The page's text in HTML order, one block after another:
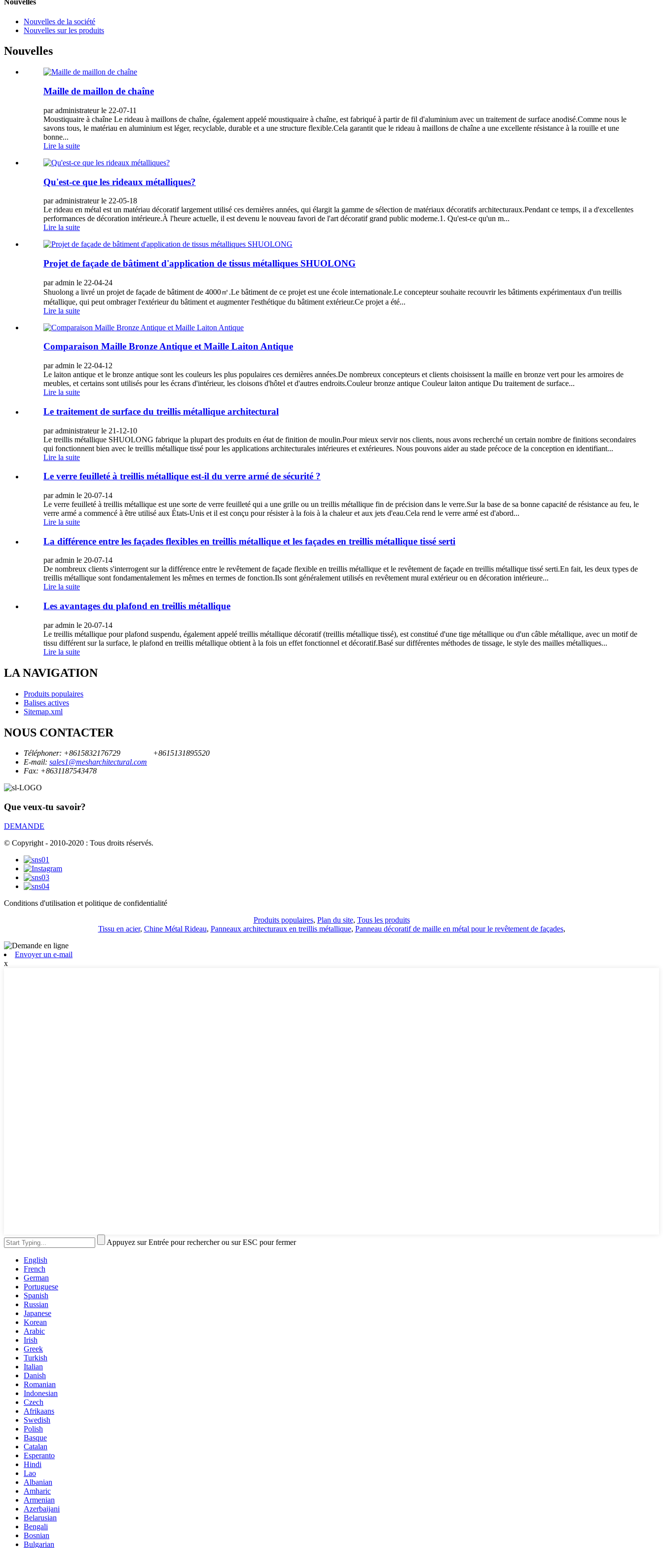
Nouvelles
Nouvelles de la société
Nouvelles sur les produits
Nouvelles
Maille de maillon de chaîne
par administrateur le 22-07-11
Moustiquaire à chaîne Le rideau à maillons de chaîne, également appelé moustiquaire à chaîne, est fabriqué à partir de fil d'aluminium avec un traitement de surface anodisé.Comme nous le
savons tous, le matériau en aluminium est léger, recyclable, durable et a une structure flexible.Cela garantit que le rideau à maillons de chaîne a une excellente résistance à la rouille et une
bonne...
Lire la suite
Qu'est-ce que les rideaux métalliques?
par administrateur le 22-05-18
Le rideau en métal est un matériau décoratif largement utilisé ces dernières années, qui élargit la gamme de sélection de matériaux décoratifs architecturaux.Pendant ce temps, il a d'excellentes
performances de décoration intérieure.À l'heure actuelle, il est devenu le nouveau favori de l'art décoratif grand public moderne.1. Qu'est-ce qu'un m...
Lire la suite
Projet de façade de bâtiment d'application de tissus métalliques SHUOLONG
par admin le 22-04-24
Shuolong a livré un projet de façade de bâtiment de 4000㎡.Le bâtiment de ce projet est une école internationale.Le concepteur souhaite recouvrir les bâtiments expérimentaux d'un treillis
métallique, qui peut ombrager l'extérieur du bâtiment et augmenter l'esthétique du bâtiment extérieur.Ce projet a été...
Lire la suite
Comparaison Maille Bronze Antique et Maille Laiton Antique
par admin le 22-04-12
Le laiton antique et le bronze antique sont les couleurs les plus populaires ces dernières années.De nombreux concepteurs et clients choisissent la maille en bronze vert pour les armoires de
meubles, et certains sont utilisés pour les écrans d'intérieur, les cloisons d'hôtel et d'autres endroits.Couleur bronze antique Couleur laiton antique Du traitement de surface...
Lire la suite
Le traitement de surface du treillis métallique architectural
par administrateur le 21-12-10
Le treillis métallique SHUOLONG fabrique la plupart des produits en état de finition de moulin.Pour mieux servir nos clients, nous avons recherché un certain nombre de finitions secondaires
qui fonctionnent bien avec le treillis métallique tissé pour les applications architecturales intérieures et extérieures. Nous pouvons aider au stade précoce de la conception en identifiant...
Lire la suite
Le verre feuilleté à treillis métallique est-il du verre armé de sécurité ?
par admin le 20-07-14
Le verre feuilleté à treillis métallique est une sorte de verre feuilleté qui a une grille ou un treillis métallique fin de précision dans le verre.Sur la base de sa bonne capacité de résistance au feu, le
verre armé a commencé à être utilisé aux États-Unis et il est conçu pour résister à la fois à la chaleur et aux jets d'eau.Cela rend le verre armé est d'abord...
Lire la suite
La différence entre les façades flexibles en treillis métallique et les façades en treillis métallique tissé serti
par admin le 20-07-14
De nombreux clients s'interrogent sur la différence entre le revêtement de façade flexible en treillis métallique et le revêtement de façade en treillis métallique tissé serti.En fait, les deux types de
treillis métallique sont fondamentalement les mêmes en termes de fonction.Ils sont généralement utilisés en revêtement mural extérieur ou en décoration intérieure...
Lire la suite
Les avantages du plafond en treillis métallique
par admin le 20-07-14
Le treillis métallique pour plafond suspendu, également appelé treillis métallique décoratif (treillis métallique tissé), est constitué d'une tige métallique ou d'un câble métallique, avec un motif de
tissu différent sur la surface, le plafond en treillis métallique obtient à la fois un effet fonctionnel et décoratif.Basé sur différentes méthodes de tissage, le style des mailles métalliques...
Lire la suite
LA NAVIGATION
Produits populaires
Balises actives
Sitemap.xml
NOUS CONTACTER
Téléphoner: +8615832176729
+8615131895520
E-mail: sales1@mesharchitectural.com
Fax: +8631187543478
Que veux-tu savoir?
DEMANDE
© Copyright - 2010-2020 : Tous droits réservés.
Conditions d'utilisation et politique de confidentialité
Produits populaires, Plan du site, Tous les produits
Tissu en acier, Chine Métal Rideau, Panneaux architecturaux en treillis métallique, Panneau décoratif de maille en métal pour le revêtement de façades,
Envoyer un e-mail
x
Appuyez sur Entrée pour rechercher ou sur ESC pour fermer
English
French
German
Portuguese
Spanish
Russian
Japanese
Korean
Arabic
Irish
Greek
Turkish
Italian
Danish
Romanian
Indonesian
Czech
Afrikaans
Swedish
Polish
Basque
Catalan
Esperanto
Hindi
Lao
Albanian
Amharic
Armenian
Azerbaijani
Belarusian
Bengali
Bosnian
Bulgarian